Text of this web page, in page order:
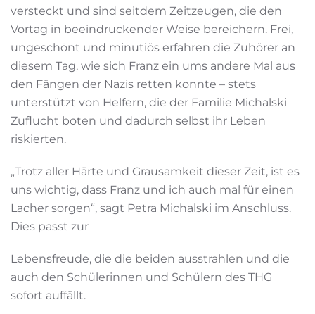
versteckt und sind seitdem Zeitzeugen, die den
Vortag in beeindruckender Weise bereichern. Frei,
ungeschönt und minutiös erfahren die Zuhörer an
diesem Tag, wie sich Franz ein ums andere Mal aus
den Fängen der Nazis retten konnte – stets
unterstützt von Helfern, die der Familie Michalski
Zuflucht boten und dadurch selbst ihr Leben
riskierten.
„Trotz aller Härte und Grausamkeit dieser Zeit, ist es
uns wichtig, dass Franz und ich auch mal für einen
Lacher sorgen“, sagt Petra Michalski im Anschluss.
Dies passt zur
Lebensfreude, die die beiden ausstrahlen und die
auch den Schülerinnen und Schülern des THG
sofort auffällt.